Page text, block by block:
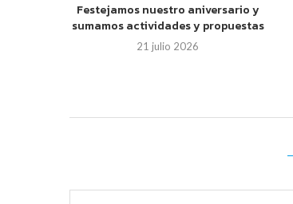
Festejamos nuestro aniversario y
sumamos actividades y propuestas
21 julio 2026